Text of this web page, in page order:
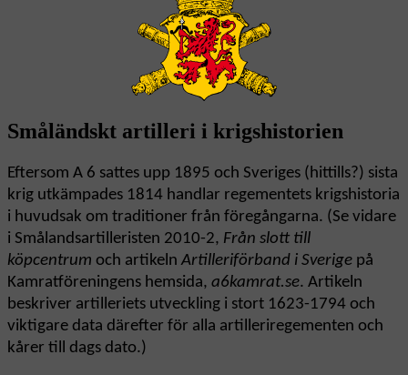
Småländskt artilleri i krigshistorien
Eftersom A 6 sattes upp 1895 och Sveriges (hittills?) sista
krig utkämpades 1814 handlar regementets krigshistoria
i huvudsak om traditioner från föregångarna. (Se vidare
i Smålandsartilleristen 2010-2, Från slott till
köpcentrum och artikelnArtilleriförband i Sverige på
Kamratföreningens hemsida, a6kamrat.se. Artikeln
beskriver artilleriets utveckling i stort 1623-1794 och
viktigare data därefter för alla artilleriregementen och
kårer till dags dato.)